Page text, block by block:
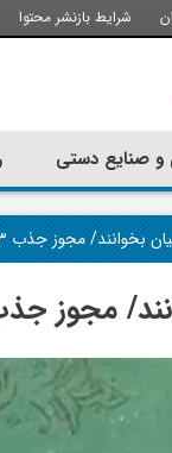
شرایط بازنشر محتوا
و صنایع دستی
مجوز جذب ۳۳ هزار دانشجو معلم
۳۳ هزار دانشجو